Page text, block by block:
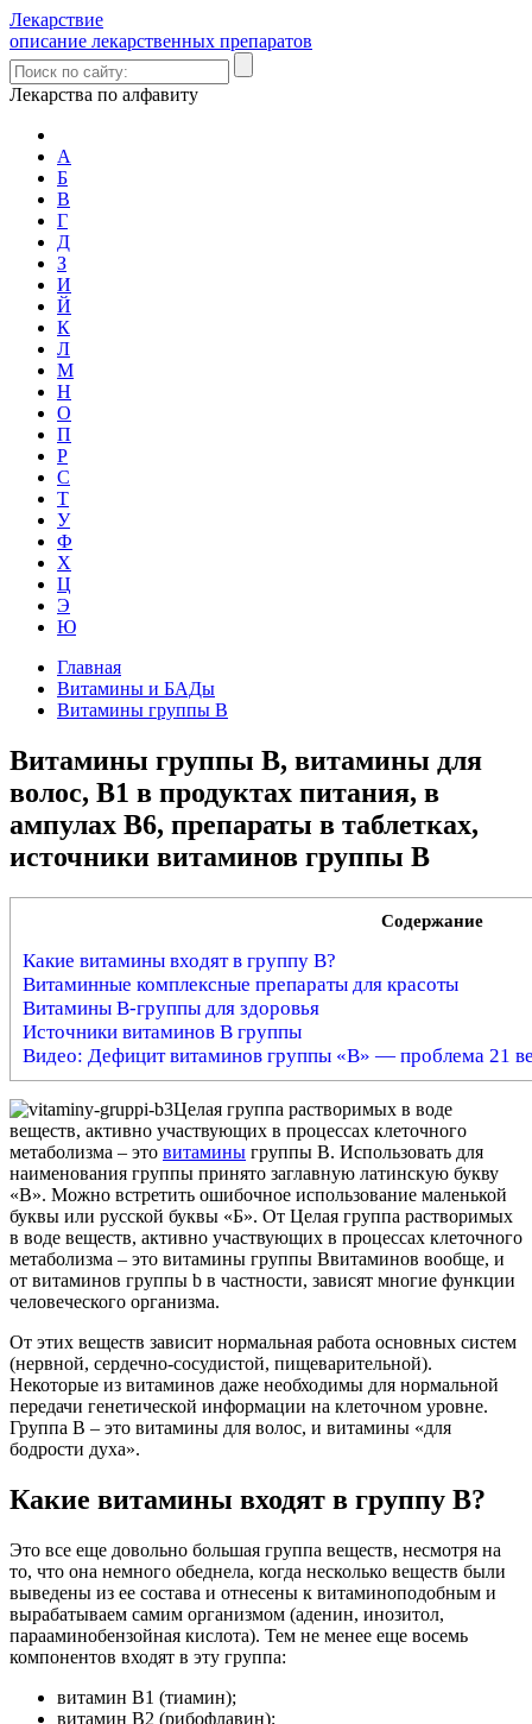
Лекарствие
описание лекарственных препаратов
Лекарства по алфавиту
А
Б
В
Г
Д
З
И
Й
К
Л
М
Н
О
П
Р
С
Т
У
Ф
Х
Ц
Э
Ю
Главная
Витамины и БАДы
Витамины группы В
Витамины группы В, витамины для
волос, В1 в продуктах питания, в
ампулах В6, препараты в таблетках,
источники витаминов группы В
Содержание
Какие витамины входят в группу В?
Витаминные комплексные препараты для красоты
Витамины В-группы для здоровья
Источники витаминов В группы
Видео: Дефицит витаминов группы «В» — проблема 21
Целая группа растворимых в воде
веществ, активно участвующих в процессах клеточного
метаболизма – это витамины группы B. Использовать для
наименования группы принято заглавную латинскую букву
«В». Можно встретить ошибочное использование маленькой
буквы или русской буквы «Б». От Целая группа растворимых
в воде веществ, активно участвующих в процессах клеточного
метаболизма – это витамины группы Bвитаминов вообще, и
от витаминов группы b в частности, зависят многие функции
человеческого организма.
От этих веществ зависит нормальная работа основных систем
(нервной, сердечно-сосудистой, пищеварительной).
Некоторые из витаминов даже необходимы для нормальной
передачи генетической информации на клеточном уровне.
Группа В – это витамины для волос, и витамины «для
бодрости духа».
Какие витамины входят в группу В?
Это все еще довольно большая группа веществ, несмотря на
то, что она немного обеднела, когда несколько веществ были
выведены из ее состава и отнесены к витаминоподобным и
вырабатываем самим организмом (аденин, инозитол,
парааминобензойная кислота). Тем не менее еще восемь
компонентов входят в эту группа:
витамин В1 (тиамин);
витамин В2 (рибофлавин);